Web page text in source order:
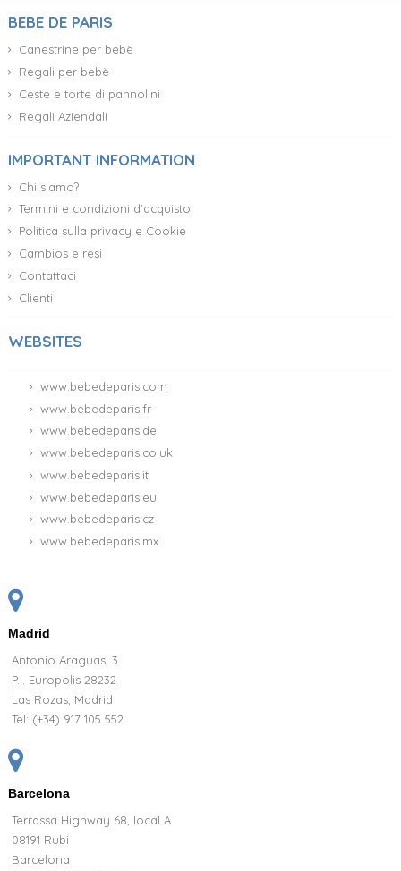
BEBE DE PARIS
Canestrine per bebè
Regali per bebè
Ceste e torte di pannolini
Regali Aziendali
IMPORTANT INFORMATION
Chi siamo?
Termini e condizioni d’acquisto
Politica sulla privacy e Cookie
Cambios e resi
Contattaci
Clienti
WEBSITES
www.bebedeparis.com
www.bebedeparis.fr
www.bebedeparis.de
www.bebedeparis.co.uk
www.bebedeparis.it
www.bebedeparis.eu
www.bebedeparis.cz
www.bebedeparis.mx
Madrid
Antonio Araguas, 3
P.I. Europolis 28232
Las Rozas, Madrid
Tel: (+34) 917 105 552
Barcelona
Terrassa Highway 68, local A
08191 Rubi
Barcelona